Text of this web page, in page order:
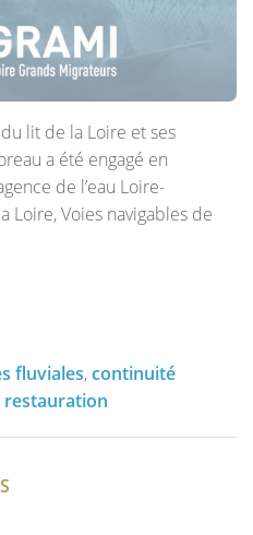
lit de la Loire et ses
a été engagé en
de l’eau Loire-
Loire, Voies navigables de
fluviales,continuité
restauration